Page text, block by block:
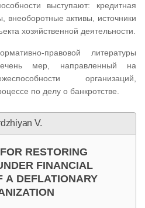
выступают: кредитная
внеоборотные активы, источники
хозяйственной деятельности.
правовой литературы
мер, направленный на
организаций,
по делу о банкротстве.
V.
RESTORING
FINANCIAL
A DEFLATIONARY